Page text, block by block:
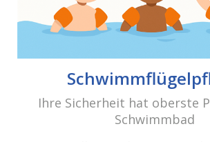
Bulderner Str. 15
48308 Senden
Tel.: 0049 (0) 2597 - 93 918 -10
Ihre Sicherheit hat oberste
Schwimmbad